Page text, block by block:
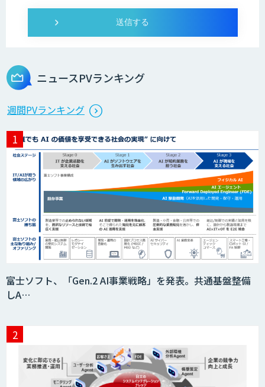
ニュースPVランキング
週間PVランキング
富士ソフト、「Gen.2 AI事業戦略」を発表。共通基盤整備
しA…